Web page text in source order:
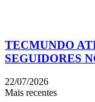
TECMUNDO
SEGUIDORES
22/07/2026
Mais recentes